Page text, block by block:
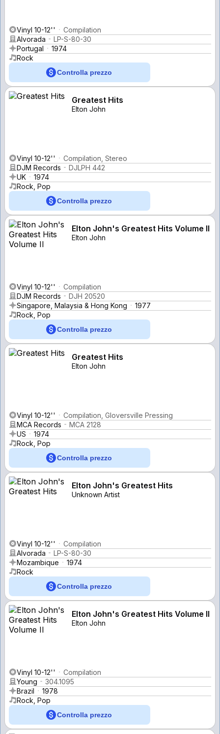
Vinyl 10-12''
Compilation
Alvorada
LP-S-80-30
Portugal
1974
Rock
Controlla prezzo
Greatest Hits
Elton John
Vinyl 10-12''
Compilation, Stereo
DJM Records
DJLPH 442
UK
1974
Rock, Pop
Controlla prezzo
Elton John's Greatest Hits Volume II
Elton John
Vinyl 10-12''
Compilation
DJM Records
DJH 20520
Singapore, Malaysia & Hong Kong
1977
Rock, Pop
Controlla prezzo
Greatest Hits
Elton John
Vinyl 10-12''
Compilation, Gloversville Pressing
MCA Records
MCA 2128
US
1974
Rock, Pop
Controlla prezzo
Elton John's Greatest Hits
Unknown Artist
Vinyl 10-12''
Compilation
Alvorada
LP-S-80-30
Mozambique
1974
Rock
Controlla prezzo
Elton John's Greatest Hits Volume II
Elton John
Vinyl 10-12''
Compilation
Young
304.1095
Brazil
1978
Rock, Pop
Controlla prezzo